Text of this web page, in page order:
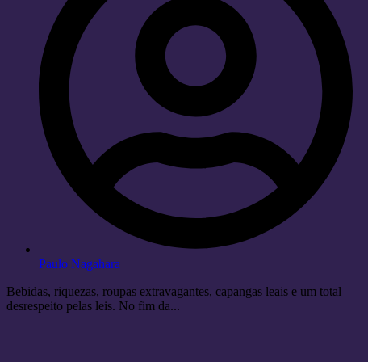
Paulo Nagahara
Bebidas, riquezas, roupas extravagantes, capangas leais e um total
desrespeito pelas leis. No fim da...